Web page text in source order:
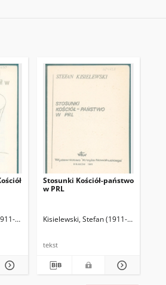
1991)
Stosunki Kościół-państwo
w PRL
Kisielewski, Stefan (1911-1991)
tekst